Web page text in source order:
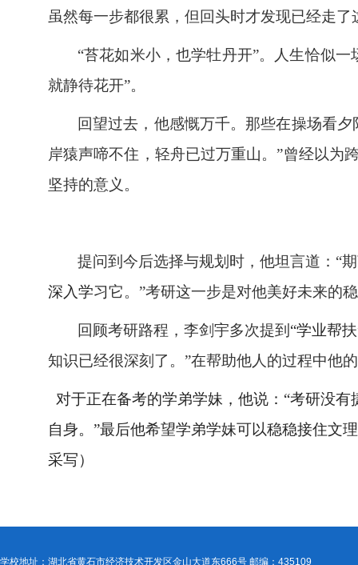
虽然每一步都很累，但回头时才发现已经走
“苔花如米小，也学牡丹开”。人生恰似
就静待花开”。
回望过去，他感慨万千。那些在操场看
岸猿声啼不住，轻舟已过万重山。”曾经以为
坚持的意义。
提问到今后选择与规划时，他坦言道： “
深入学习它。 ”考研这一步是对他美好未来的
回顾考研路程，李剑宇多次提到 “学业帮
知识已经很深刻了。 ”在帮助他人的过程中他
对于正在备考的学弟学妹，他说： “考研没有
自身。”最后他希望学弟学妹可以稳稳接住文
采写）
学校地址：湖北省黄石市经济技术开发区金山大道东666号 邮编：435109